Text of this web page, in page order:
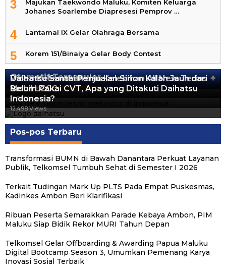
3
Majukan Taekwondo Maluku, Komiten Keluarga
Johanes Soarlembe Diapresesi Pemprov …
4 Lantamal IX Gelar Olahraga Bersama
5 Korem 151/Binaiya Gelar Body Contest
Otomotif Terpopuler +
Video Kelemahan dan Kelebihan All New Terios
13.424 Views
Daihatsu Santai Penjualan Sirion Kalah Jauh dari
Mobil LCGC
12.560 Views
Belum Pakai CVT, Apa yang Ditakuti Daihatsu
Indonesia?
12.498 Views
Pos-pos Terbaru
Transformasi BUMN di Bawah Danantara Perkuat Layanan
Publik, Telkomsel Tumbuh Sehat di Semester I 2026
Terkait Tudingan Mark Up PLTS Pada Empat Puskesmas,
Kadinkes Ambon Beri Klarifikasi
Ribuan Peserta Semarakkan Parade Kebaya Ambon, PIM
Maluku Siap Bidik Rekor MURI Tahun Depan
Telkomsel Gelar Offboarding & Awarding Papua Maluku
Digital Bootcamp Season 3, Umumkan Pemenang Karya
Inovasi Sosial Terbaik